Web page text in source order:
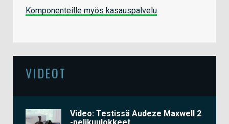
Komponenteille myös kasauspalvelu
VIDEOT
Video: Testissä Audeze Maxwell 2